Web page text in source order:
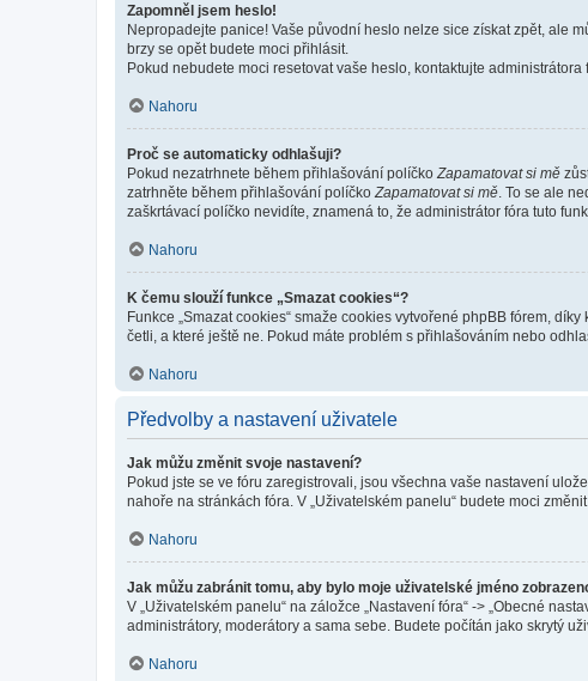
Zapomněl jsem heslo!
Nepropadejte panice! Vaše původní heslo nelze sice získat zpět, ale
brzy se opět budete moci přihlásit.
Pokud nebudete moci resetovat vaše heslo, kontaktujte administrátora
Nahoru
Proč se automaticky odhlašuji?
Pokud nezatrhnete během přihlašování políčko Zapamatovat si mě
zatrhněte během přihlašování políčko Zapamatovat si mě . To se ale
zaškrtávací políčko nevidíte, znamená to, že administrátor fóra tuto
Nahoru
K čemu slouží funkce „Smazat cookies“?
Funkce „Smazat cookies“ smaže cookies vytvořené phpBB fórem,
četli, a které ještě ne. Pokud máte problém s přihlašováním nebo
Nahoru
Předvolby a nastavení uživatele
Jak můžu změnit svoje nastavení?
Pokud jste se ve fóru zaregistrovali, jsou všechna vaše nastavení
nahoře na stránkách fóra. V „Uživatelském panelu“ budete moci
Nahoru
Jak můžu zabránit tomu, aby bylo moje uživatelské jméno
V „Uživatelském panelu“ na záložce „Nastavení fóra“ -> „Obecné
administrátory, moderátory a sama sebe. Budete počítán jako skrytý
Nahoru